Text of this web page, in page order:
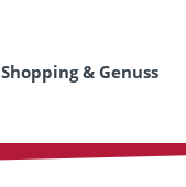
Shopping & Genuss